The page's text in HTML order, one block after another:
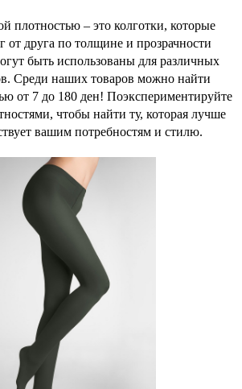
плотностью – это колготки, которые
от друга по толщине и прозрачности
быть использованы для различных
Среди наших товаров можно найти
от 7 до 180 ден! Поэкспериментируйте
чтобы найти ту, которая лучше
вашим потребностям и стилю.